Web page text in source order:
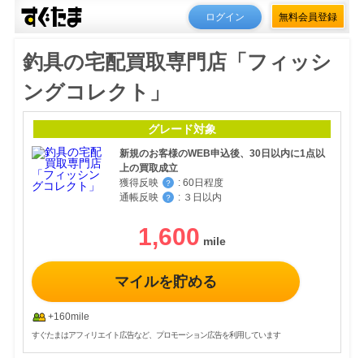
ログイン 無料会員登録
釣具の宅配買取専門店「フィッシ
ングコレクト」
グレード対象
新規のお客様のWEB申込後、30日以内に1点以
上の買取成立
獲得反映
？ : 60日程度
通帳反映
？ : ３日以内
1,600
マイルを貯める
+160mile
すぐたまはアフィリエイト広告など、プロモーション広告を利用しています